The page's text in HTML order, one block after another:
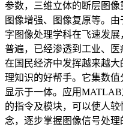
参数，三维立体的断层图像
图像增强、图像复原等。
字图像处理学科在飞速发
普遍，已经渗透到工业、医
在国民经济中发挥越来越
理知识的好帮手。它集数
显示于一体。应用
的指令及模块，可以使人
念，逐步掌握图像信号处